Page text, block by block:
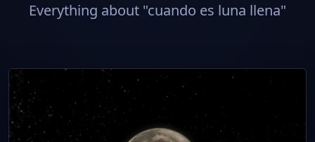
Everything about "cuando es luna llena"